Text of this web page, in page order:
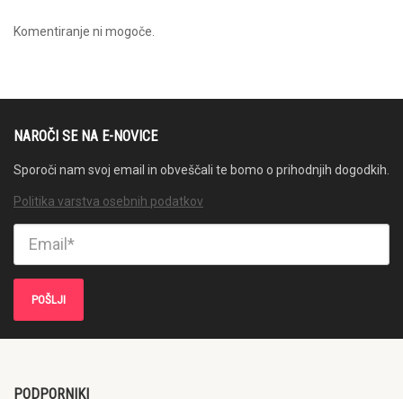
Komentiranje ni mogoče.
NAROČI SE NA E-NOVICE
Sporoči nam svoj email in obveščali te bomo o prihodnjih dogodkih.
Politika varstva osebnih podatkov
PODPORNIKI